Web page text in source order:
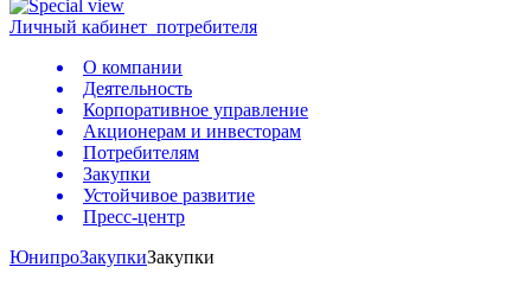
Личный кабинет потребителя
О компании
Деятельность
Корпоративное управление
Акционерам и инвесторам
Потребителям
Закупки
Устойчивое развитие
Пресс-центр
ЮнипроЗакупкиЗакупки